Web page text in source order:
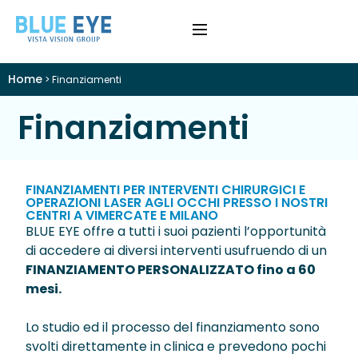
Home > Finanziamenti
Finanziamenti
FINANZIAMENTI PER INTERVENTI CHIRURGICI E
OPERAZIONI LASER AGLI OCCHI PRESSO I NOSTRI
CENTRI A VIMERCATE E MILANO
BLUE EYE offre a tutti i suoi pazienti l’opportunità
di accedere ai diversi interventi usufruendo di un
FINANZIAMENTO PERSONALIZZATO fino a 60
mesi.
Lo studio ed il processo del finanziamento sono
svolti direttamente in clinica e prevedono pochi
Difetti Visivi ›
Cataratta
Patologie
Trattamenti
Visite e Diagnostica
Colloquio Informativo